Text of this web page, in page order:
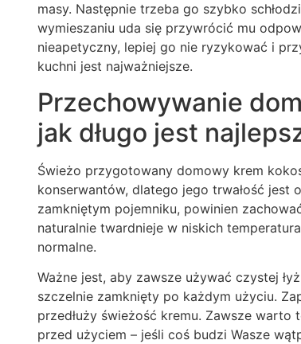
masy. Następnie trzeba go szybko
wymieszaniu uda się przywrócić mu
nieapetyczny, lepiej go nie ryzykować i
kuchni jest najważniejsze.
Przechowywanie
jak długo jest
Świeżo przygotowany domowy krem
konserwantów, dlatego jego trwałość jest
zamkniętym pojemniku, powinien
naturalnie twardnieje w niskich
normalne.
Ważne jest, aby zawsze używać czystej
szczelnie zamknięty po każdym użyciu.
przedłuży świeżość kremu. Zawsze warto
przed użyciem – jeśli coś budzi Wasze